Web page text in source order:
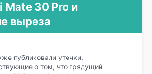
Mate 30 Pro и
выреза
публиковали утечки,
о том, что грядущий